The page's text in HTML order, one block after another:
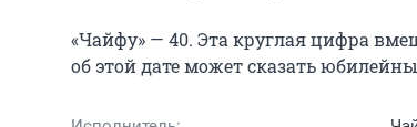
«Чайфу» — 40. Эта круглая цифра
об этой дате может сказать